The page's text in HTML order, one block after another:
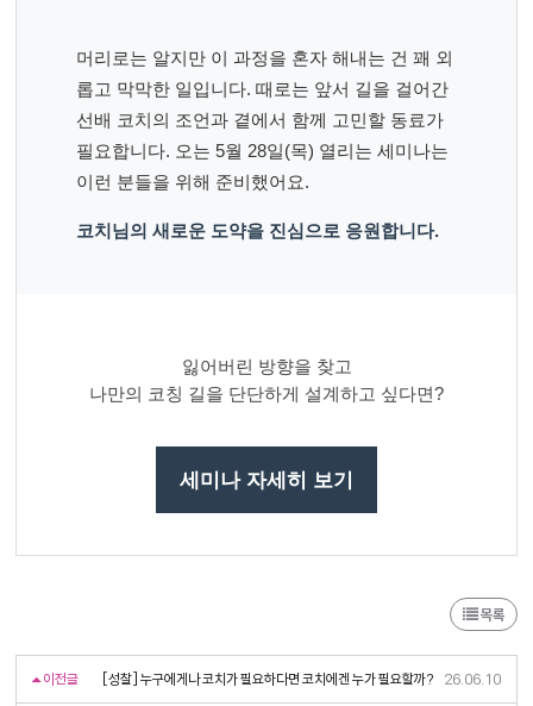
머리로는 알지만 이 과정을 혼자 해내는 건 꽤 외
롭고 막막한 일입니다. 때로는 앞서 길을 걸어간
선배 코치의 조언과 곁에서 함께 고민할 동료가
필요합니다. 오는 5월 28일(목) 열리는 세미나는
이런 분들을 위해 준비했어요.
코치님의 새로운 도약을 진심으로 응원합니다.
잃어버린 방향을 찾고
나만의 코칭 길을 단단하게 설계하고 싶다면?
세미나 자세히 보기
목록
이전글 [성찰] 누구에게나 코치가 필요하다면 코치에겐 누가 필요할까? 26.06.10